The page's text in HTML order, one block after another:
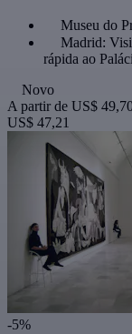
Museu do
Madrid:
rápida ao
Novo
A partir de US$
US$ 47,21
-5%